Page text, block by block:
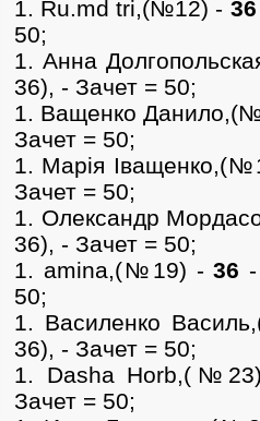
1. Ru.md tri,(№12) - 36
50;
1. Анна
36), - Зачет = 50;
1. Ващенко
Зачет = 50;
1. Марія
Зачет = 50;
1. Олександр
36), - Зачет = 50;
1. amina,(№19) -36
50;
1. Василенко
36), - Зачет = 50;
1. Dasha
Зачет = 50;